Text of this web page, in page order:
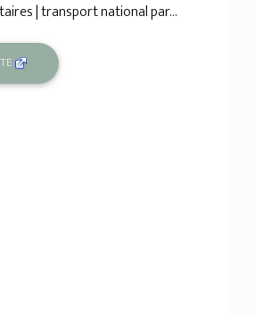
| transport national par...